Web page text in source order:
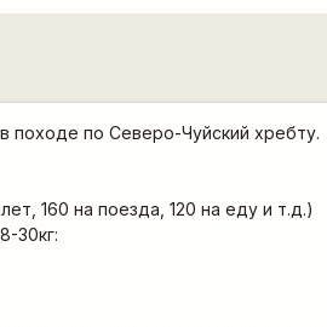
походе по Северо-Чуйский хребту.
160 на поезда, 120 на еду и т.д.)
30кг: